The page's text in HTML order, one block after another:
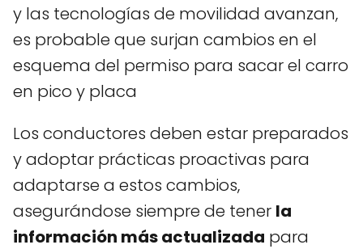
y las tecnologías de movilidad avanzan,
es probable que surjan cambios en el
esquema del permiso para sacar el carro
en pico y placa
Los conductores deben estar preparados
y adoptar prácticas proactivas para
adaptarse a estos cambios,
asegurándose siempre de tener la
información más actualizada para